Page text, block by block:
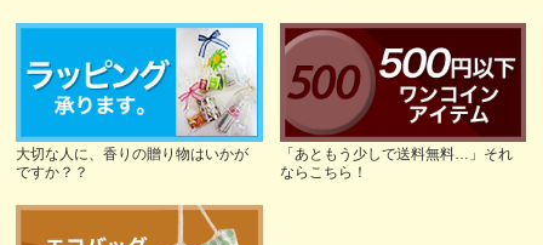
大切な人に、香りの贈り物はいかが
ですか？？
「あともう少しで送料無料…」それ
ならこちら！